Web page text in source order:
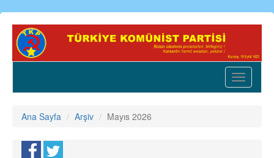
Ana
içeriğe
Toggle
Ana Sayfa Arşiv Mayıs 2026